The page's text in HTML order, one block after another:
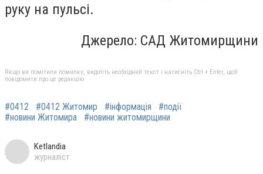
руку на пульсі.
Джерело: САД Житомирщини
Якщо ви помітили помилку, виділіть необхідний текст і натисніть Ctrl + Enter, щоб
повідомити про це редакцію
#0412 #0412 Житомир #інформація
#події
#новини Житомира
#новини житомирщини
Ketlandia
журналіст